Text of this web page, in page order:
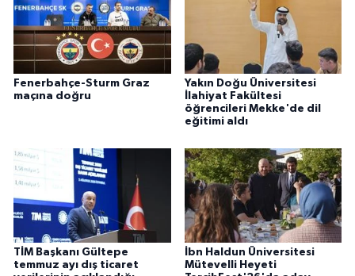
Fenerbahçe-Sturm Graz
maçına doğru
Yakın Doğu Üniversitesi
İlahiyat Fakültesi
öğrencileri Mekke'de dil
eğitimi aldı
TİM Başkanı Gültepe
temmuz ayı dış ticaret
İbn Haldun Üniversitesi
Mütevelli Heyeti